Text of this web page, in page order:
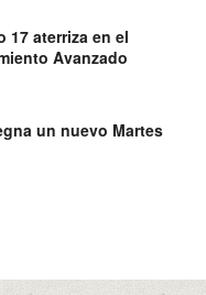
17 aterriza en el
Avanzado
un nuevo Martes